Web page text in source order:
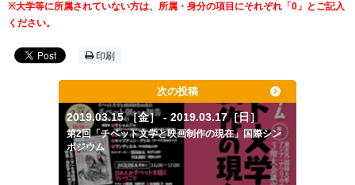
※大学等に所属されていない方は、所属・身分の項目にそれぞれ「0」とご記入
ください。
印刷
次の投稿
2019.03.15 ［金］ - 2019.03.17［日］
第2回「チベット文学と映画制作の現在」国際シン
ポジウム